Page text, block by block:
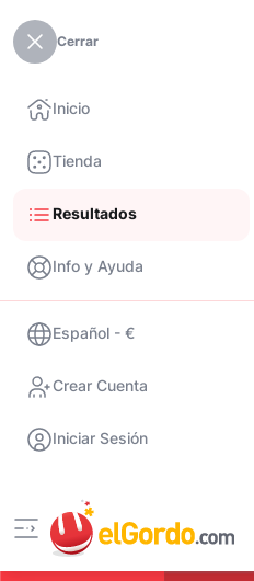
Cerrar
Inicio
Tienda
Resultados
Info y Ayuda
Español - €
Crear Cuenta
Iniciar Sesión